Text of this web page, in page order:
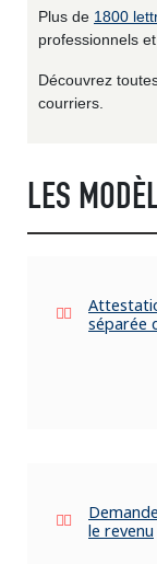
Plus de 1800
professionnels
Découvrez
courriers.
LES
séparée
le revenu